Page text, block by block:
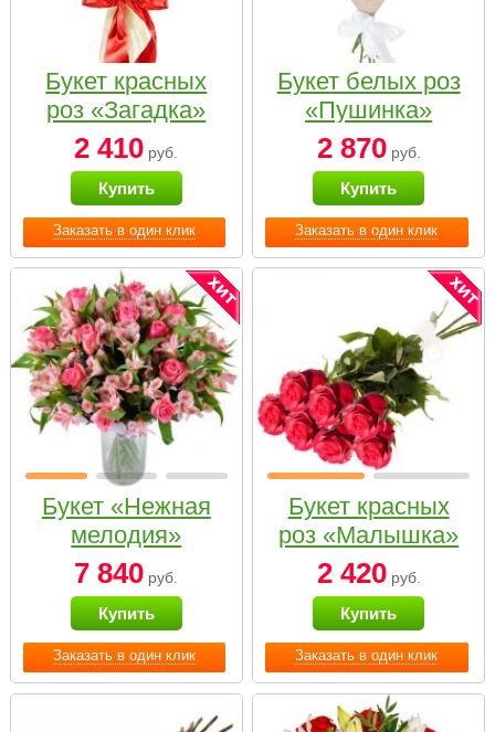
Заказать в один клик
Букет красных
роз «Загадка»
2 410 руб.
Купить
Заказать в один клик
Букет белых роз
«Пушинка»
2 870руб.
Купить
Заказать в один клик
Букет «Нежная
мелодия»
7 840 руб.
Купить
Заказать в один клик
Букет красных
роз «Малышка»
2 420руб.
Купить